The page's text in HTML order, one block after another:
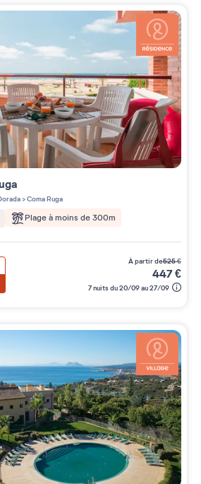
>Coma Ruga
Plage à moins de 300m
à partir de525€
447€
7 nuits du 20/09 au 27/09